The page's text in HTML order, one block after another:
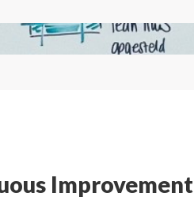
Improvement